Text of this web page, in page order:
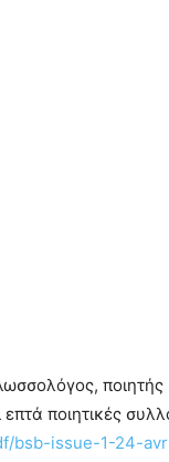
ποιητής
ποιητικές
bsb-issue-1-24-